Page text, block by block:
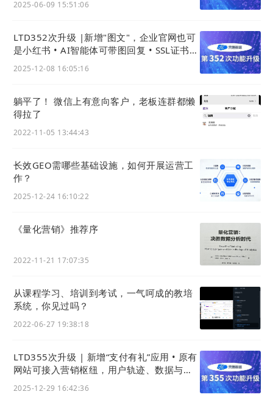
2025-06-09 15:51:06
LTD352次升级 |新增"图文"，企业官网也可
是小红书 • AI智能体可带图回复 • SSL证书配
置更友好
2025-12-08 16:05:16
躺平了！ 微信上有意向客户，老板连群都懒
得拉了
2022-11-05 13:44:43
长效GEO需哪些基础设施，如何开展运营工
作？
2025-12-24 16:10:22
《量化营销》推荐序
2022-11-21 17:07:35
从课程学习、培训到考试，一气呵成的教培
系统，你见过吗？
2022-06-27 19:38:18
LTD355次升级 | 新增“支付有礼”应用 • 原有
网站可接入营销枢纽，用户轨迹、数据与线
索统一后台
2025-12-29 16:42:36